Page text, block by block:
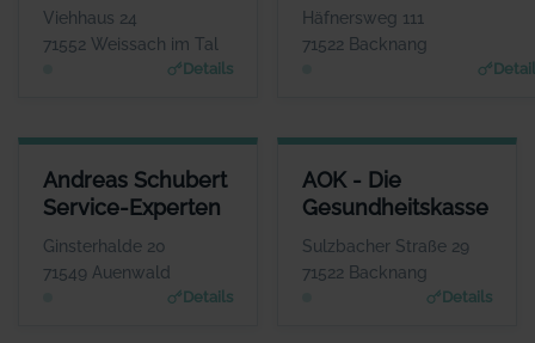
Viehhaus 24
71552 Weissach im Tal
Details
www.altenpflege-direkt.
de
Häfnersweg 111
71522 Backnang
www.aml-schaedlingsbekaem
Andreas Schubert
Service-Experten
Ginsterhalde 20
71549 Auenwald
Details
ANDREAS SCHUBERT SERVICE-EXPERTEN
Herr Andreas Schubert
WEBSITE
www.habenseite.de
AOK - Die
Gesundheitskasse
Sulzbacher Straße 29
71522 Backnang
Details
AOK - DIE
Herr Dominik
www.aok.de/bw